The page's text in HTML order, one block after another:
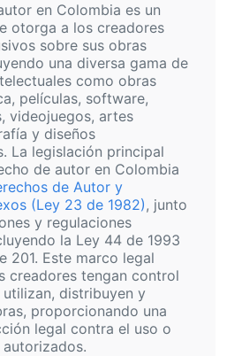
en Colombia es un
otorga a los creadores
sobre sus obras
una diversa gama de
como obras
películas, software,
videojuegos, artes
y diseños
La legislación principal
de autor en Colombia
de Autor y
(Ley 23 de 1982), junto
y regulaciones
la Ley 44 de 1993
201. Este marco legal
creadores tengan control
distribuyen y
proporcionando una
legal contra el uso o